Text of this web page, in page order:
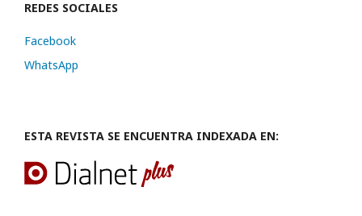
REDES SOCIALES
Facebook
WhatsApp
ESTA REVISTA SE ENCUENTRA INDEXADA EN: